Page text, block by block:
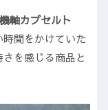
軸カプセルト
間をかけていた
を感じる商品と